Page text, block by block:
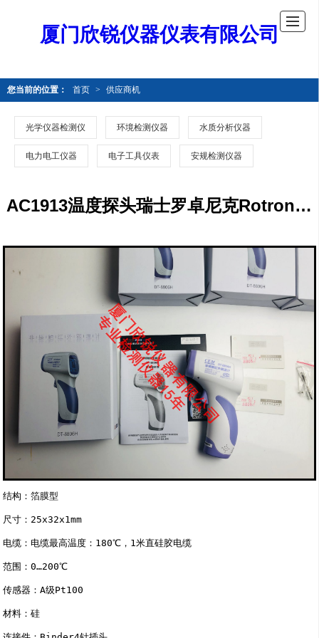
厦门欣锐仪器仪表有限公司
您当前的位置： 首页 > 供应商机
光学仪器检测仪 环境检测仪器 水质分析仪器
电力电工仪器 电子工具仪表 安规检测仪器
AC1913温度探头瑞士罗卓尼克Rotronic温度探头AC1913
结构：箔膜型
尺寸：25x32x1mm
电缆：电缆最高温度：180℃，1米直硅胶电缆
范围：0…200℃
传感器：A级Pt100
材料：硅